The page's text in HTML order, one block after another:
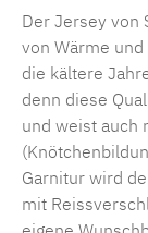
Der Jersey von
von Wärme
die kältere
denn diese
und weist auch
Garnitur wird
mit